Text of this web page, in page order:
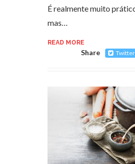
É realmente muito
mas…
READ MORE
Share Twitter